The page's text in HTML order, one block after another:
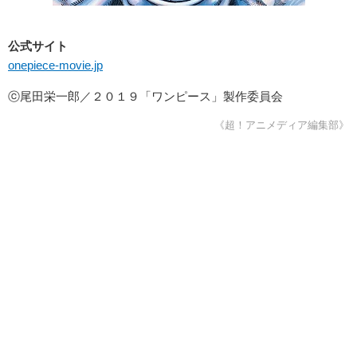
公式サイト
onepiece-movie.jp
ⓒ尾田栄一郎／２０１９「ワンピース」製作委員会
《超！アニメディア編集部》